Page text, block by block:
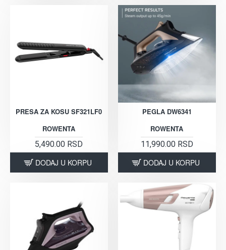
PRESA ZA KOSU SF321LF0
ROWENTA
5,490.00 RSD
DODAJ U KORPU
PEGLA DW6341
ROWENTA
11,990.00 RSD
DODAJ U KORPU